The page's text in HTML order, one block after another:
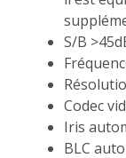
S/B
Codec
Iris
BLC